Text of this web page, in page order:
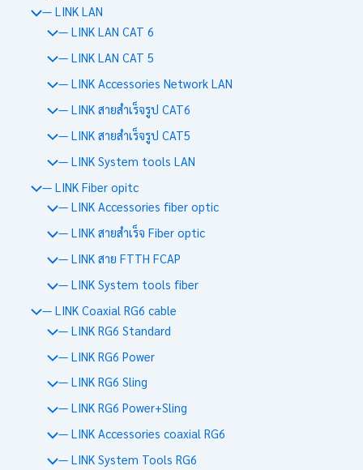
— LINK LAN
— LINK LAN CAT 6
— LINK LAN CAT 5
— LINK Accessories Network LAN
— LINK สายสำเร็จรูป CAT6
— LINK สายสำเร็จรูป CAT5
— LINK System tools LAN
— LINK Fiber opitc
— LINK Accessories fiber optic
— LINK สายสำเร็จ Fiber optic
— LINK สาย FTTH FCAP
— LINK System tools fiber
— LINK Coaxial RG6 cable
— LINK RG6 Standard
— LINK RG6 Power
— LINK RG6 Sling
— LINK RG6 Power+Sling
— LINK Accessories coaxial RG6
— LINK System Tools RG6